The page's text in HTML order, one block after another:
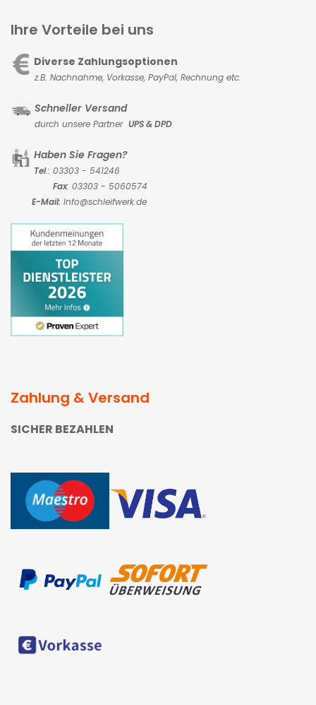
Ihre Vorteile bei uns
Diverse Zahlungsoptionen
z.B. Nachnahme, Vorkasse, PayPal, Rechnung etc.
Schneller Versand
durch unsere Partner UPS & DPD
Haben Sie Fragen?
Tel.: 03303 - 541246
Fax: 03303 - 5060574
E-Mail: Info@schleifwerk.de
Zahlung & Versand
SICHER BEZAHLEN